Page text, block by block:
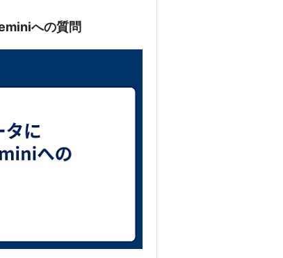
、実際に軍人であったわけで
、州の料理界への貢献が認め
への質問